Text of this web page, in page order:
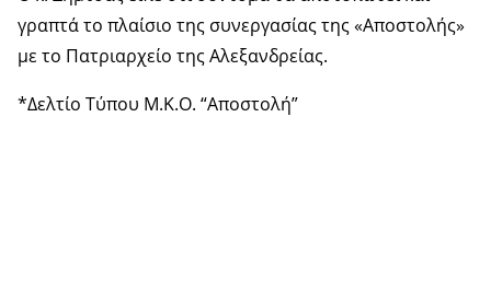
γραπτά το πλαίσιο της συνεργασίας της «Αποστολής»
με το Πατριαρχείο της Αλεξανδρείας.
*Δελτίο Τύπου Μ.Κ.Ο. “Αποστολή”